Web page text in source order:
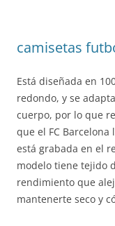
camisetas
Está diseñada en
redondo, y se
cuerpo, por lo que
que el FC
está grabada en el
modelo tiene tejido
rendimiento que
mantenerte seco y